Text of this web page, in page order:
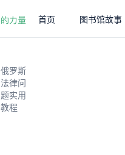
首页 图书馆故事
俄罗斯
法律问
题实用
教程